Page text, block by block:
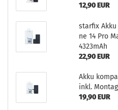
12,90 EUR
star­fix
ne 14 Pro
4323mAh
22,90 EUR
Akku
inkl.
19,90 EUR